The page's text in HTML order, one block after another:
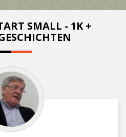
SMALL - 1K +